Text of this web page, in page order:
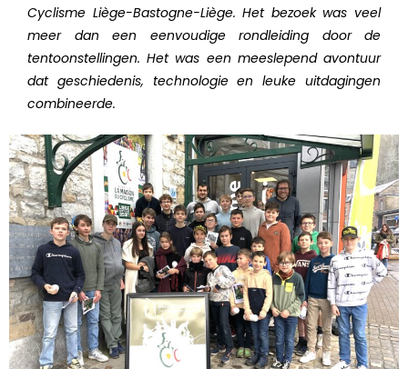
Cyclisme Liège-Bastogne-Liège. Het bezoek was veel
meer dan een eenvoudige rondleiding door de
tentoonstellingen. Het was een meeslepend avontuur
dat geschiedenis, technologie en leuke uitdagingen
combineerde.